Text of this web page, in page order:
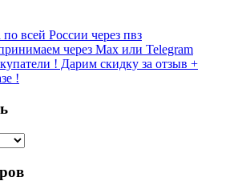
всей России через пвз
через Max или Telegram
! Дарим скидку за отзыв +
!